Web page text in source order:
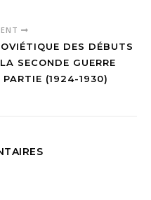
DES DÉBUTS
SECONDE GUERRE
PARTIE (1924-1930)